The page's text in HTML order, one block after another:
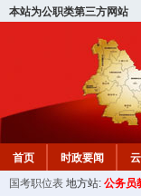
本站为公职类第三方网站
首页 时政要闻
国考职位表 地方站: 公务员